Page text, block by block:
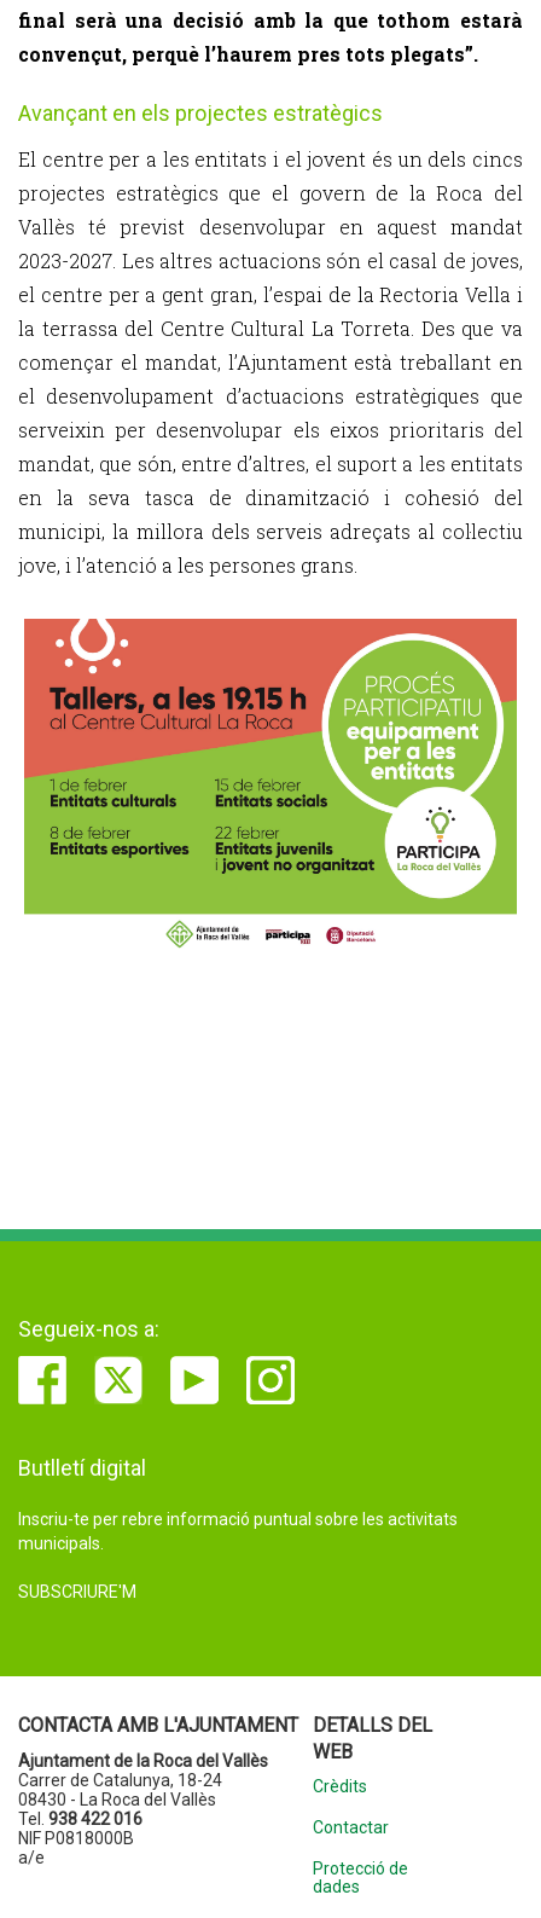
final serà una decisió amb la que tothom estarà
convençut, perquè l’haurem pres tots plegats”.
Avançant en els projectes estratègics
El centre per a les entitats i el jovent és un dels cincs
projectes estratègics que el govern de la Roca del
Vallès té previst desenvolupar en aquest mandat
2023-2027. Les altres actuacions són el casal de joves,
el centre per a gent gran, l’espai de la Rectoria Vella i
la terrassa del Centre Cultural La Torreta. Des que va
començar el mandat, l’Ajuntament està treballant en
el desenvolupament d’actuacions estratègiques que
serveixin per desenvolupar els eixos prioritaris del
mandat, que són, entre d’altres, el suport a les entitats
en la seva tasca de dinamització i cohesió del
municipi, la millora dels serveis adreçats al col·lectiu
jove, i l’atenció a les persones grans.
Segueix-nos a:
Butlletí digital
Inscriu-te per rebre informació puntual sobre les activitats
municipals.
SUBSCRIURE'M
CONTACTA AMB L'AJUNTAMENT
Ajuntament de la Roca del Vallès
Carrer de Catalunya, 18-24
08430 - La Roca del Vallès
Tel. 938 422 016
NIF P0818000B
a/e
DETALLS DEL
WEB
Crèdits
Contactar
Protecció de
dades